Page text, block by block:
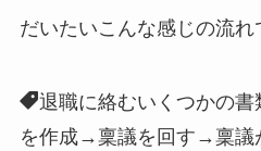
だいたいこんな感じの流れ
退職に絡むいくつかの
を作成→稟議を回す→稟議